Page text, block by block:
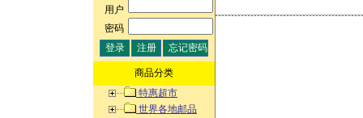
用户:
密码:
商品分类
特惠超市
世界各地邮品